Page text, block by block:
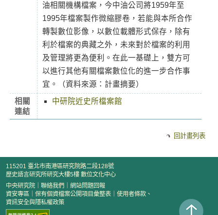
油相關機構檔案，今中油公司將1959年至
1995年檔案製作微縮膠卷，若能與本所合作
轉製數位影像，以數位載體形式保存，除有
利於檔案的典藏之外，未來對於檔案的利用
及管理將更為便利。在此一基礎上，雙方可
以進行其他有關檔案數位化的進一步合作事
宜。（資料來源：計畫摘要）
相關
連結
中研院近史所檔案館
回計畫列表
115201 臺北市南港區研究院路二段128號
歷史語言研究所研究大樓5樓 數位文化中心
中央研究院
聯絡我們
網站問題回報
資安專區
保有個資檔案公開項目彙整表
使用者條款、
資訊安全與隱私權政策